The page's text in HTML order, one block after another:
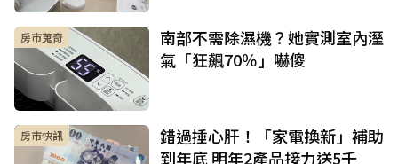
房市蒐奇
南部不需除濕機？她實測室內溼
氣「狂飆70％」嚇傻
房市快訊
錯過捶心肝！「家電換新」補助
到年底 明年2產品接力送5千